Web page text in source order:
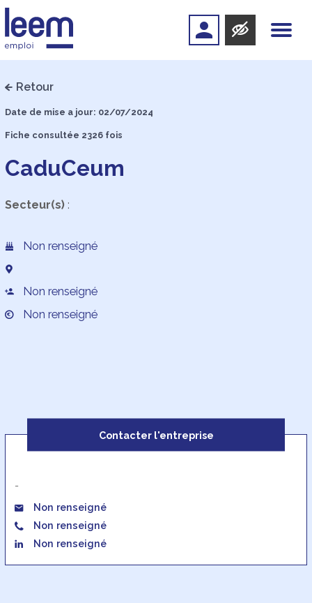
Retour
Date de mise a jour: 02/07/2024
Fiche consultée 2326 fois
CaduCeum
Secteur(s):
Non renseigné
Non renseigné
Non renseigné
Contacter l'entreprise
-
Non renseigné
Non renseigné
Non renseigné